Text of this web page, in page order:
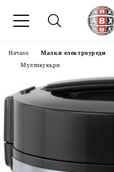
Начало Малки електроуреди
Мултикукъри